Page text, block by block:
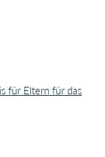
für Eltern für das